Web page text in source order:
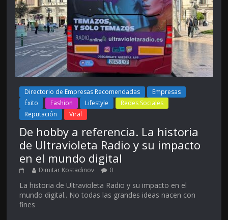
Directorio de Empresas Recomendadas
Empresas
Éxito
Fashion Lifestyle
Redes Sociales
Reputación
Viral
De hobby a referencia. La historia
de Ultravioleta Radio y su impacto
en el mundo digital
Dimitar Kostadinov 0
La historia de Ultravioleta Radio y su impacto en el
mundo digital.. No todas las grandes ideas nacen con
fines